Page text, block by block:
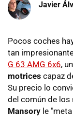
Javier
Pocos coches
tan
G 63 AMG 6x6,
motrices capaz
Su precio lo
del común de los
Mansory le